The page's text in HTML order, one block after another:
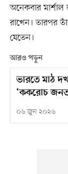
অনেকবার
রাখেন। তারপর
যেতেন।
আরও পড়ুন
ভারতে মাঠ
‘ককরোচ জনতা
০৬ জুন ২০২৬